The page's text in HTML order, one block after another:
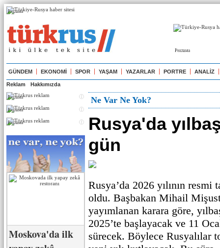
Реклама
Реклама
GÜNDEM EKONOMİ SPOR YAŞAM YAZARLAR PORTRE ANALİZ
Reklam Hakkımızda
Реклама
Реклама
Реклама
Moskova'da ilk
Ne Var Ne Yok?
Rusya'da
gün
Rusya’da 2026 yılının
oldu. Başbakan Mihail
yayımlanan karara göre,
2025’te başlayacak ve 11
sürecek. Böylece Rusyalılar